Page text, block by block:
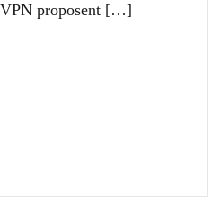
proposent